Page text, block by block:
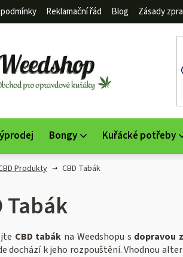
Reklamační řád Blog Zásady
Bongy Kuřácké potřeby
Produkty CBD Tabák
Tabák
CBD tabák na Weedshopu s dopravou
dochází k jeho rozpouštění. Vhodnou